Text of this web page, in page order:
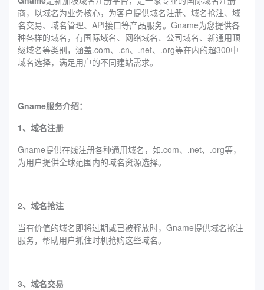
商，以域名为业务核心，为客户提供域名注册、域名抢注、域
名交易、域名管理、API接口等产品服务。Gname为您提供各
种各样的域名，有国际域名、网络域名、公司域名、新通用顶
级域名等类别，涵盖.com、.cn、.net、.org等在内的超300中
域名选择，满足用户的不同建站需求。
Gname服务介绍：
1、域名注册
Gname提供在线注册各种通用域名，如.com、.net、.org等，
为用户提供全球范围内的域名资源选择。
2、域名抢注
当有价值的域名即将过期或已被释放时，Gname提供域名抢注
服务，帮助用户抓住时机抢购这些域名。
3、域名交易